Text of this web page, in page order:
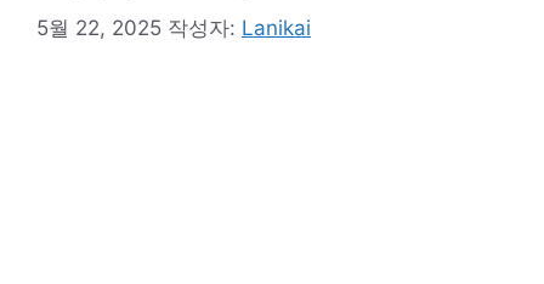
5월 22, 2025 작성자: Lanikai